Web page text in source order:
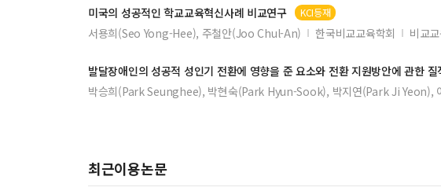
미국의 성공적인 학교교육혁신사례 비교연구 KCI등재
서용희(Seo Yong-Hee), 주철안(Joo Chul-An) 한국비교교육학회 비교
발달장애인의 성공적 성인기 전환에 영향을 준 요소와 전환 지원방안에 관한 질
박승희(Park Seunghee), 박현숙(Park Hyun-Sook), 박지연(Park Ji Yeon),
최근이용논문